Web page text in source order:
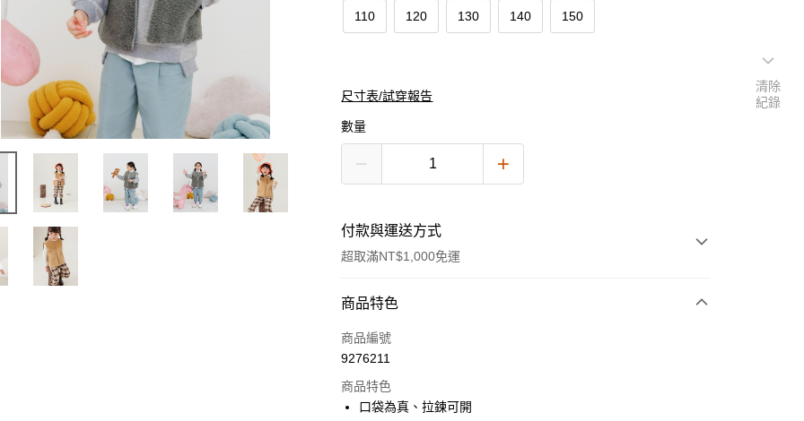
110 120 130 140 150
尺寸表/試穿報告
數量
付款與運送方式
超取滿NT$1,000免運
付款方式
信用卡一次付款
超商取貨付款
商品特色
商品編號
9276211
商品特色
口袋為真、拉鍊可開
清除
紀錄